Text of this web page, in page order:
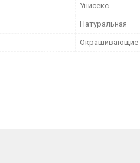
Унисекс
Натуральная
Окрашивающие